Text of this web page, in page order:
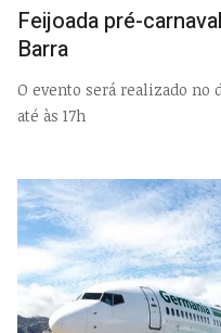
Feijoada pré-
Barra
O evento será realizado no
até às 17h